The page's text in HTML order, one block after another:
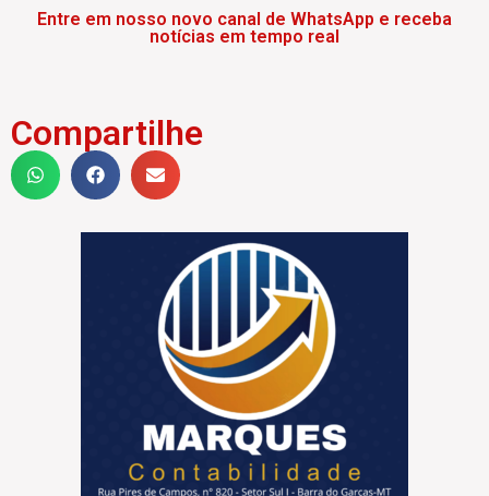
Entre em nosso novo canal de WhatsApp e receba
notícias em tempo real
Compartilhe